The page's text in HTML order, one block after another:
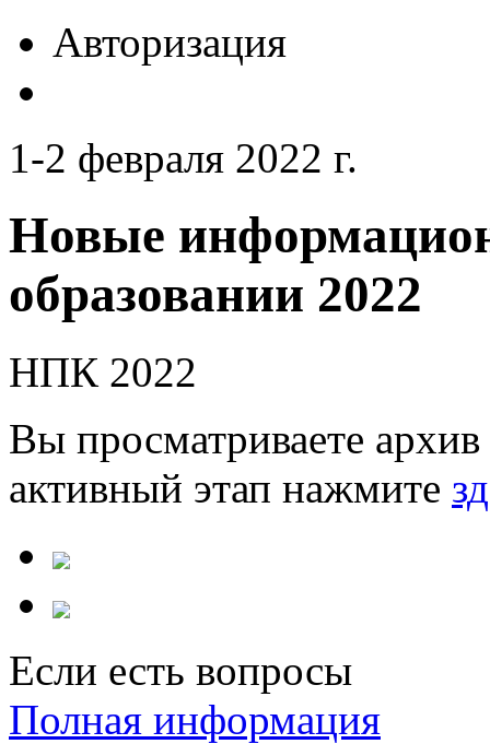
Авторизация
1-2 февраля 2022 г.
Новые
образовании 2022
НПК 2022
Вы просматриваете
активный этап нажмите
Если есть вопросы
Полная информация